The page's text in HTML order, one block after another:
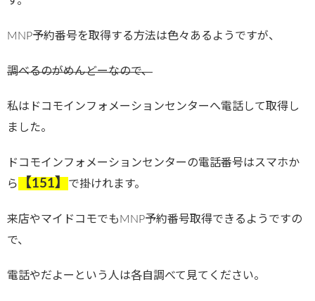
MNP予約番号を取得する方法は色々あるようですが、
調べるのがめんどーなので、
私はドコモインフォメーションセンターへ電話して取得し
ました。
ドコモインフォメーションセンターの電話番号はスマホか
ら
【151】 で掛けれます。
来店やマイドコモでもMNP予約番号取得できるようですの
で、
電話やだよーという人は各自調べて見てください。